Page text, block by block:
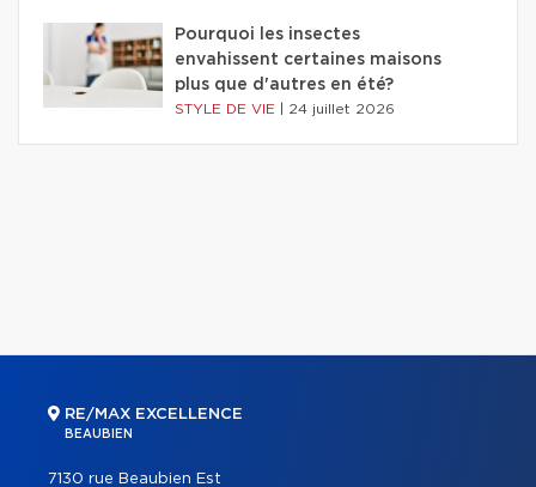
Pourquoi les insectes
envahissent certaines maisons
plus que d'autres en été?
STYLE DE VIE 24 juillet 2026
RE/MAX EXCELLENCE
BEAUBIEN
7130 rue Beaubien Est